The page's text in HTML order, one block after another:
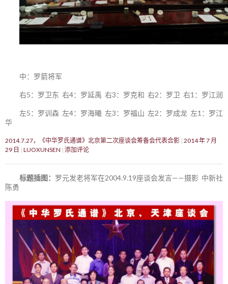
中：罗箭将军
右5：罗卫东 右4：罗延禹 右3：罗克和 右2：罗卫 右1：罗江润
左5：罗训森 左4：罗海曦 左3：罗福山 左2：罗成龙 左1：罗江
华
2014.7.27，《中华罗氏通谱》北京第二次座谈会筹备会代表合影 2014 年 7 月
29 日
LUOXUNSEN 添加评论
标题插图： 罗元发老将军在2004.9.19座谈会发言——摄影 中新社
陈勇